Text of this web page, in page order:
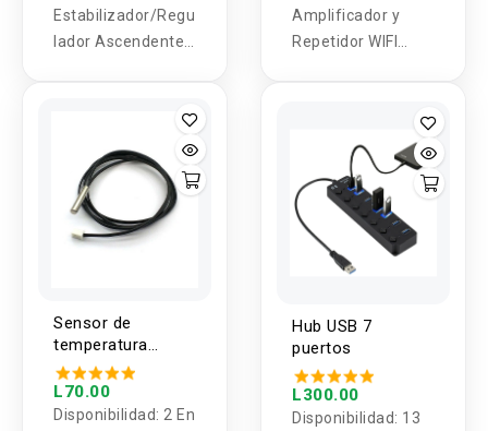
Estabilizador/Regu
lador Ascendente
Amplificador y
Repetidor WIFI
Sensor de
temperatura
termistor 10K 1%
3950 NTC
L70.00
Disponibilidad: 2 En
Hub USB 7
puertos
L300.00
Disponibilidad: 13